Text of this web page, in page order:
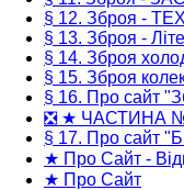
§ 12. Зброя -
§ 13. Зброя -
§ 14. Зброя
§ 15. Зброя
§ 16. Про сайт
❎ ★ ЧАСТИНА №
§ 17. Про сайт
★ Про Сайт -
★ Про Сайт